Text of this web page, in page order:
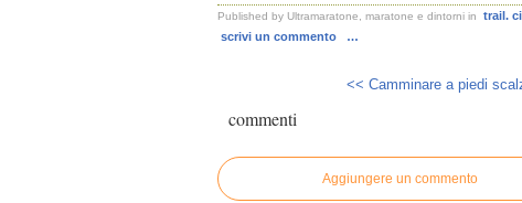
Published by Ultramaratone, maratone e dintorni in trail.
scrivi un commento
…
<< Camminare a piedi
commenti
Aggiungere un commento